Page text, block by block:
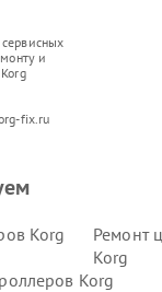
и
fix.ru
Korg
Ремонт
Korg
Korg